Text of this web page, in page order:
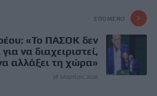
ΕΠΌΜΕΝΟ
«Το ΠΑΣΟΚ δεν
να διαχειριστεί,
αλλάξει τη χώρα»
28 Μαρτίου, 2026